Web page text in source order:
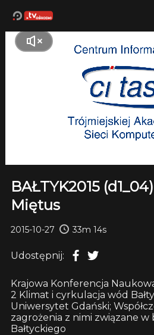
BAŁTYK2015
Miętus
2015-10-27 33m 14s
Udostępnij:
Krajowa Konferencja
2 Klimat i cyrkulacja wód
Uniwersytet Gdański;
zagrożenia z nimi związane w
Bałtyckiego